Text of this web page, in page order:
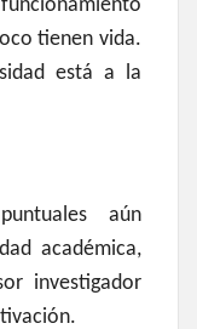
tienen vida.
está a la
aún
académica,
investigador